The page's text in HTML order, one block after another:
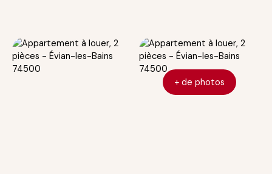
+ de photos